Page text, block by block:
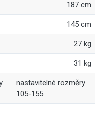
187 cm
145 cm
27 kg
31 kg
nastavitelné rozměry
105-155